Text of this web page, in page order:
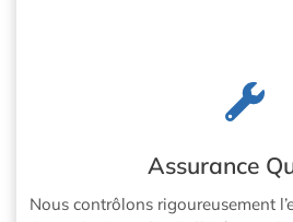
Assurance
Nous contrôlons rigoureusement